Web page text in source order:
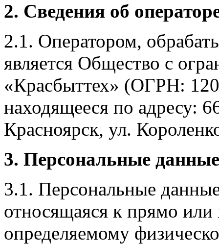
2. Сведения об
2.1. Оператором,
является Общество с
«Красбыттех» (ОГРН:
находящееся по адресу:
Красноярск, ул.
3. Персональные
3.1. Персональные
относящаяся к прямо
определяемому